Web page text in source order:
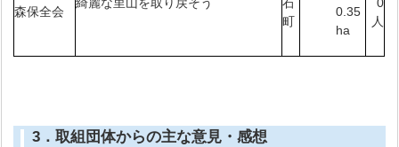
森保全会
町
0.35
ha
人
3．取組団体からの主な意見・感想